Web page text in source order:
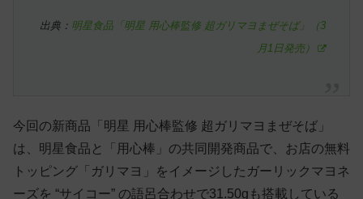
出典： 明星食品「明星 用心棒監修 超ガリマヨまぜそば」（3
月1日発売）
今回の新商品「明星 用心棒監修 超ガリマヨまぜそば」
は、明星食品と「用心棒」の共同開発商品で、お店の無料
トッピング「ガリマヨ」をイメージしたガーリックマヨネ
ーズを “サイコー” の語呂合わせで31.50gも搭載している